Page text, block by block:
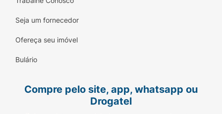
danificar o esmalte dos dentes quando
usada conforme as instruções.
Modo de Uso:
Seque bem a superfície dos dentes com
um lenço de papel (o gel adere melhor
em dentes secos).
Seja um fornecedor
Ofereça seu imóvel
Bulário
Compre pelo site, app, whatsapp ou
Drogatel